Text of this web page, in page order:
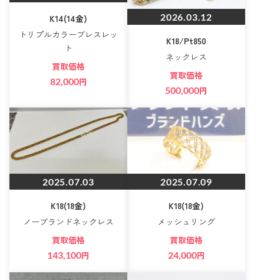
K14(14金)
トリプルカラーブレスレッ
ト
買取価格
82,000円
2026.03.12
K18/Pt850
ネックレス
買取価格
500,000円
2025.07.03
K18(18金)
ノーブランドネックレス
買取価格
143,100円
2025.07.09
K18(18金)
メッシュリング
買取価格
24,000円